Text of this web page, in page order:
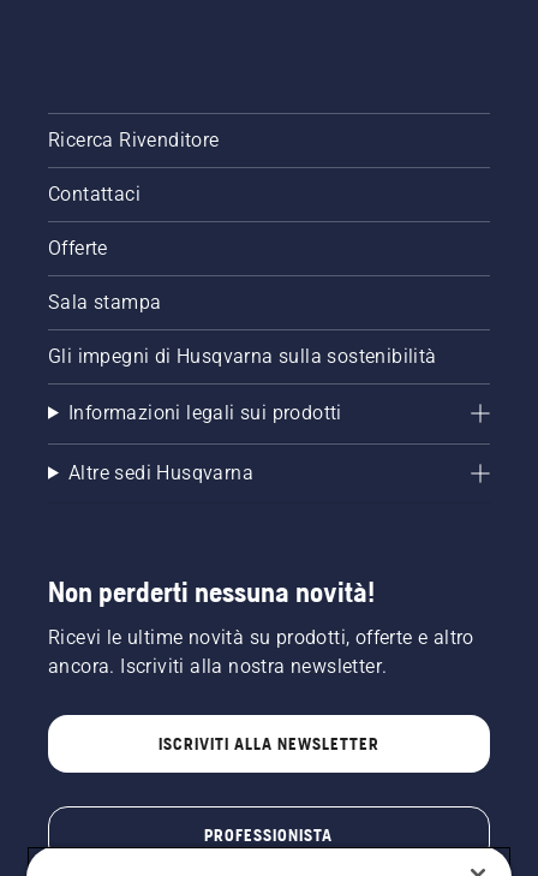
Ricerca Rivenditore
Contattaci
Offerte
Sala stampa
Gli impegni di Husqvarna sulla sostenibilità
Informazioni legali sui prodotti
Altre sedi Husqvarna
Non perderti nessuna novità!
Ricevi le ultime novità su prodotti, offerte e altro
ancora. Iscriviti alla nostra newsletter.
ISCRIVITI ALLA NEWSLETTER
PROFESSIONISTA